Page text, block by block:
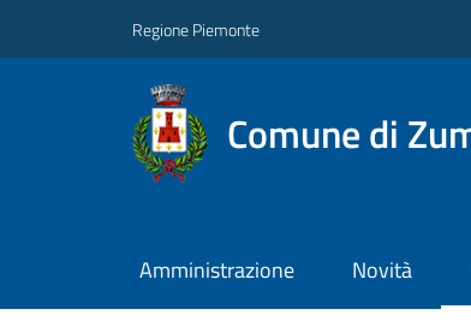
Regione Piemonte
Comune di
Amministrazione Novità